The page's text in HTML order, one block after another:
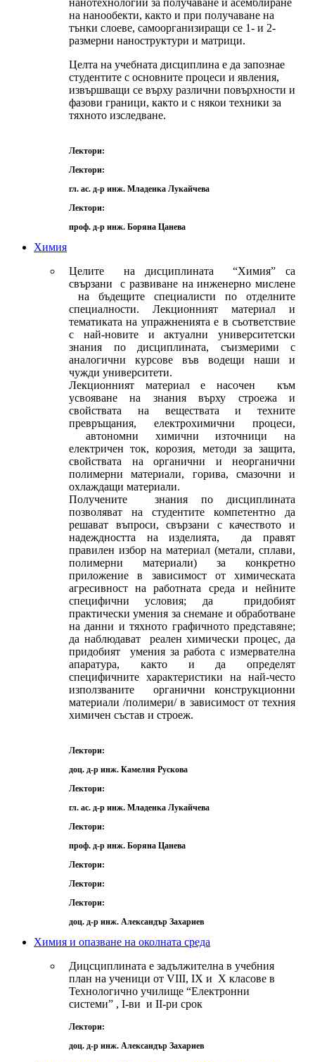
нанотехнологии за получаване и асемблиране
на нанообекти, както и при получаване на
тънки слоеве, самоорганизиращи се 1- и 2-
размерни наноструктури и матрици.
Целта на учебната дисциплина е да запознае
студентите с основните процеси и явления,
извършващи се върху различни повърхности и
фазови граници, както и с някои техники за
тяхното изследване.
Лектори:
Лектори:
гл. ас. д-р инж. Младенка Лукайчева
Лектори:
проф. д-р инж. Боряна Цанева
Химия
Целите на дисциплината “Химия” са
свързани с развиване на инженерно мислене
на бъдещите специалисти по отделните
специалности. Лекционният материал и
тематиката на упражненията е в съответствие
с най-новите и актуални университетски
знания по дисциплината, съизмерими с
аналогични курсове във водещи наши и
чужди университети.
Лекционният материал е насочен към
усвояване на знания върху строежа и
свойствата на веществата и техните
превръщания, електрохимични процеси,
автономни химични източници на
електричен ток, корозия, методи за защита,
свойствата на органични и неорганични
полимерни материали, горива, смазочни и
охлаждащи материали.
Получените знания по дисциплината
позволяват на студентите компетентно да
решават въпроси, свързани с качеството и
надеждността на изделията, да правят
правилен избор на материал (метали, сплави,
полимерни материали) за конкретно
приложение в зависимост от химическата
агресивност на работната среда и нейните
специфични условия; да придобият
практически умения за снемане и обработване
на данни и тяхното графичното представяне;
да наблюдават реален химически процес, да
придобият умения за работа с измервателна
апаратура, както и да определят
специфичните характеристики на най-често
използваните органични конструкционни
материали /полимери/ в зависимост от техния
химичен състав и строеж.
Лектори:
доц. д-р инж. Камелия Рускова
Лектори:
гл. ас. д-р инж. Младенка Лукайчева
Лектори:
проф. д-р инж. Боряна Цанева
Лектори:
Лектори:
Лектори:
доц. д-р инж. Александър Захариев
Химия и опазване на околната среда
Дицсциплината е задължителна в учебния
план на ученици от VІІІ, ІХ и Х класове в
Технологично училище “Електронни
системи” , І-ви и ІІ-ри срок
Лектори:
доц. д-р инж. Александър Захариев